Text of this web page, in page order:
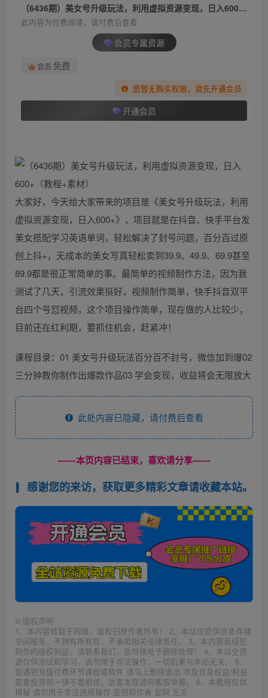
（6436期）美女号升级玩法，利用虚拟资源变现，日入600+（教程+素材）
此内容为付费阅读，请付费后查看
会员专属资源
会员 免费
您暂无购买权限，请先开通会员
开通会员
大家好，今天给大家带来的项目是《美女号升级玩法，利用
虚拟资源变现，日入600+》，项目就是在抖音、快手平台发
美女搭配学习英语单词，轻松解决了封号问题，百分百过原
创上抖+，无成本的美女写真轻松卖到39.9、49.9、69.9甚至
89.9都是很正常简单的事。最简单的视频制作方法，因为我
测试了几天，引流效果挺好，视频制作简单，快手抖音双平
台四个号怼视频，这个项目操作简单，现在做的人比较少，
目前还在红利期，要抓住机会，赶紧冲！
课程目录：01 美女号升级玩法百分百不封号，微信加到爆02
三分钟教你制作出爆款作品03 学会变现，收益将会无限放大
此处内容已隐藏，请付费后查看
------本页内容已结束，喜欢请分享------
感谢您的来访，获取更多精彩文章请收藏本站。
© 版权声明
1、本内容转载于网络，版权归原作者所有！ 2、本站仅提供信息存储
空间服务，不拥有所有权，不承担相关法律责任。 3、本内容若侵犯
到你的版权利益，请联系我们，会尽快给予删除处理！ 4、本站全资
源仅供测试和学习，请勿用于非法操作，一切后果与本站无关。 5、
如遇到充值付费环节课程或软件 请马上删除退出 涉及自身权益/利益
需要投资的一律不要相信，访客发现请向客服举报。 6、本教程仅供
揭秘 请勿用于非法违规操作 否则和作者 官网 无关